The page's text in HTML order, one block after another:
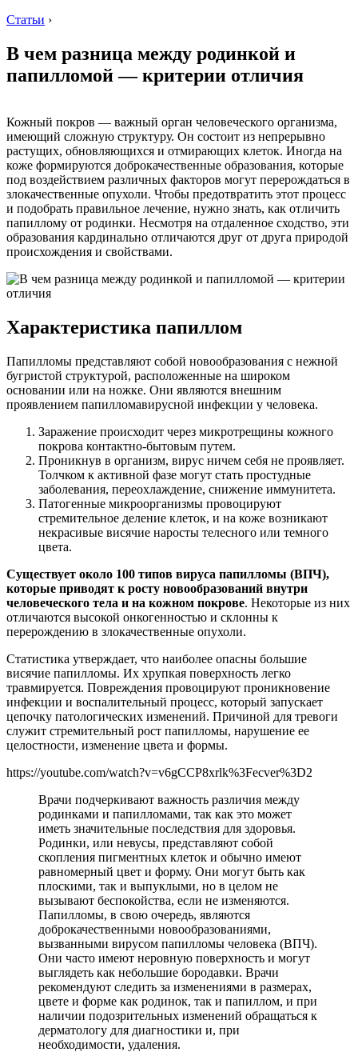
Статьи ›
В чем разница между родинкой и
папилломой — критерии отличия
Кожный покров — важный орган человеческого организма,
имеющий сложную структуру. Он состоит из непрерывно
растущих, обновляющихся и отмирающих клеток. Иногда на
коже формируются доброкачественные образования, которые
под воздействием различных факторов могут перерождаться в
злокачественные опухоли. Чтобы предотвратить этот процесс
и подобрать правильное лечение, нужно знать, как отличить
папиллому от родинки. Несмотря на отдаленное сходство, эти
образования кардинально отличаются друг от друга природой
происхождения и свойствами.
Характеристика папиллом
Папилломы представляют собой новообразования с нежной
бугристой структурой, расположенные на широком
основании или на ножке. Они являются внешним
проявлением папилломавирусной инфекции у человека.
Заражение происходит через микротрещины кожного
покрова контактно-бытовым путем.
Проникнув в организм, вирус ничем себя не проявляет.
Толчком к активной фазе могут стать простудные
заболевания, переохлаждение, снижение иммунитета.
Патогенные микроорганизмы провоцируют
стремительное деление клеток, и на коже возникают
некрасивые висячие наросты телесного или темного
цвета.
Существует около 100 типов вируса папилломы (ВПЧ),
которые приводят к росту новообразований внутри
человеческого тела и на кожном покрове. Некоторые из них
отличаются высокой онкогенностью и склонны к
перерождению в злокачественные опухоли.
Статистика утверждает, что наиболее опасны большие
висячие папилломы. Их хрупкая поверхность легко
травмируется. Повреждения провоцируют проникновение
инфекции и воспалительный процесс, который запускает
цепочку патологических изменений. Причиной для тревоги
служит стремительный рост папилломы, нарушение ее
целостности, изменение цвета и формы.
https://youtube.com/watch?v=v6gCCP8xrlk%3Fecver%3D2
Врачи подчеркивают важность различия между
родинками и папилломами, так как это может
иметь значительные последствия для здоровья.
Родинки, или невусы, представляют собой
скопления пигментных клеток и обычно имеют
равномерный цвет и форму. Они могут быть как
плоскими, так и выпуклыми, но в целом не
вызывают беспокойства, если не изменяются.
Папилломы, в свою очередь, являются
доброкачественными новообразованиями,
вызванными вирусом папилломы человека (ВПЧ).
Они часто имеют неровную поверхность и могут
выглядеть как небольшие бородавки. Врачи
рекомендуют следить за изменениями в размерах,
цвете и форме как родинок, так и папиллом, и при
наличии подозрительных изменений обращаться к
дерматологу для диагностики и, при
необходимости, удаления.